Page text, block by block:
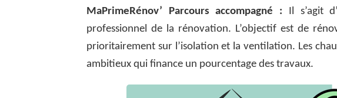
MaPrimeRénov’ Parcours accompagné : Il s’agit
professionnel de la rénovation. L’objectif est de
prioritairement sur l’isolation et la ventilation. Les
ambitieux qui finance un pourcentage des travaux.